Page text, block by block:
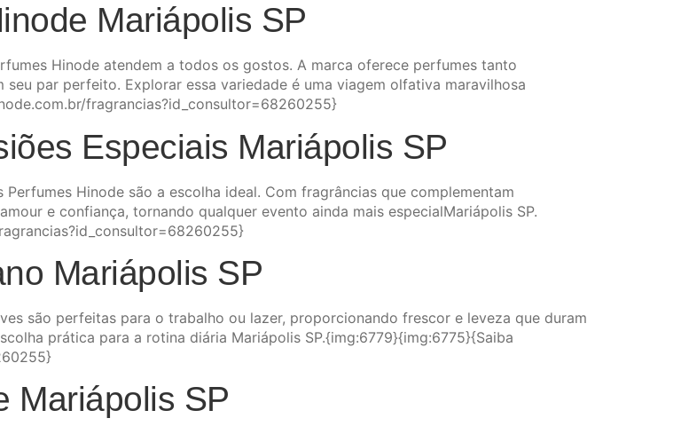
Mariápolis SP
Hinode atendem a todos os gostos. A marca oferece perfumes tanto
par perfeito. Explorar essa variedade é uma viagem olfativa maravilhosa
fragrancias?id_consultor=68260255}
Especiais Mariápolis SP
Hinode são a escolha ideal. Com fragrâncias que complementam
e confiança, tornando qualquer evento ainda mais especialMariápolis SP.
Mariápolis SP
são perfeitas para o trabalho ou lazer, proporcionando frescor e leveza que duram
prática para a rotina diária Mariápolis SP.{img:6779}{img:6775}{Saiba
Mariápolis SP